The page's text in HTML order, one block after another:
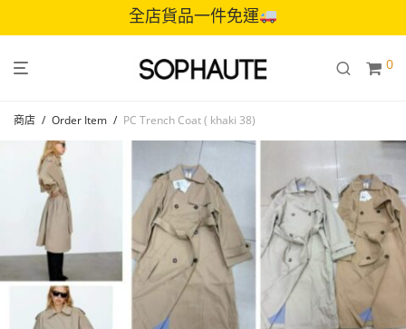
全店貨品一件免運
0
商店 / Order Item / PC Trench Coat ( khaki 38)